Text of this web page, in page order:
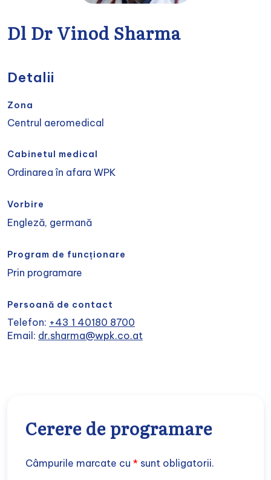
Dl Dr Vinod Sharma
Detalii
Zona
Centrul aeromedical
Cabinetul medical
Ordinarea în afara WPK
Vorbire
Engleză, germană
Program de funcționare
Prin programare
Persoană de contact
Telefon: +43 1 40180 8700
Email: dr.sharma@wpk.co.at
Cerere de programare
Câmpurile marcate cu * sunt obligatorii.